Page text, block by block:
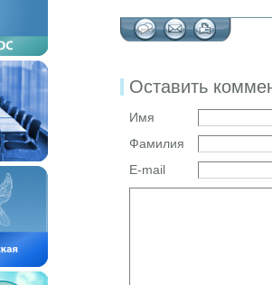
Оставить
Имя
Фамилия
E-mail